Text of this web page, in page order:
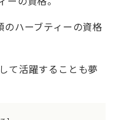
ハーブティーの資格
て活躍することも夢